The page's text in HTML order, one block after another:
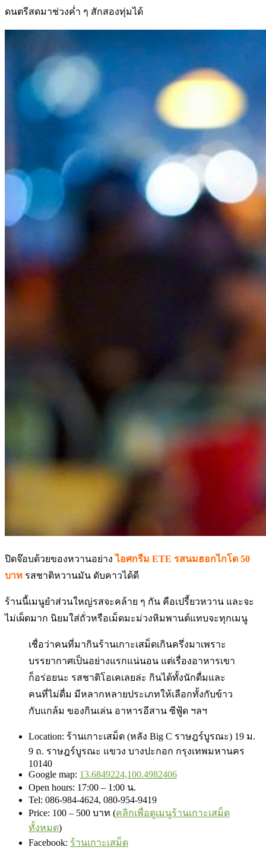
ดนตรีสดมาช่วงค่ำ ๆ สักสองทุ่มได้
ปิดจ๊อบด้วยของหวานอย่างไอศกรีม ETE รสนมฮอกไกโด 50
บาท รสชาติหวานมัน ดับคาวได้ดี
ร้านนี้เมนูยำส่วนใหญ่รสจะคล้าย ๆ กัน คือเปรี้ยวหวาน และจะ
ไม่เผ็ดมาก นิยมใส่ถั่วหรือเม็ดมะม่วงหิมพานต์แทบจะทุกเมนู
เชื่อว่าคนที่มากินร้านเกาะเสม็ดเกินครึ่งมาเพราะ
บรรยากาศเป็นอย่างแรกแน่นอน แต่เรื่องอาหารเขา
ก็อร่อยนะ รสชาติโอเคเลยล่ะ กินได้ทั้งนักดื่มและ
คนที่ไม่ดื่ม มีหลากหลายประเภทให้เลือกทั้งกับข้าว
กับแกล้ม ของกินเล่น อาหารอีสาน ซีฟู้ด ฯลฯ
Location: ร้านเกาะเสม็ด (หลัง Big C ราษฎร์บูรณะ) 19 ม.
9 ถ. ราษฎร์บูรณะ แขวง บางปะกอก กรุงเทพมหานคร
10140
Google map: 13.6849224,100.4982406
Open hours: 17:00 – 1:00 น.
Tel: 086-984-4624, 080-954-9419
Price: 100 – 500 บาท (คลิกเพื่อดูเมนูร้านเกาะเสม็ด
ทั้งหมด)
Facebook: ร้านเกาะเสม็ด